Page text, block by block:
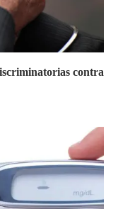
contra